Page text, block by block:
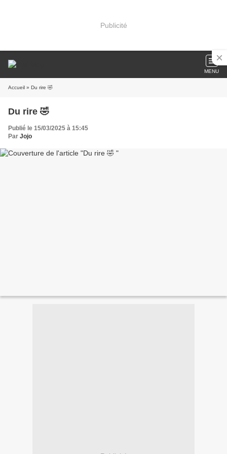
Publicité
MENU
Accueil » Du rire 🤣
Du rire 🤣
Publié le 15/03/2025 à 15:45
Par Jojo